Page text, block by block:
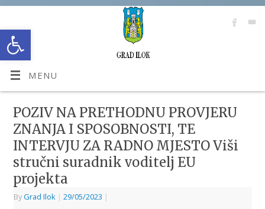
Open toolbar
MENU
POZIV NA PRETHODNU PROVJERU
ZNANJA I SPOSOBNOSTI, TE
INTERVJU ZA RADNO MJESTO Viši
stručni suradnik voditelj EU
projekta
ByGrad Ilok | 29/05/2023 |